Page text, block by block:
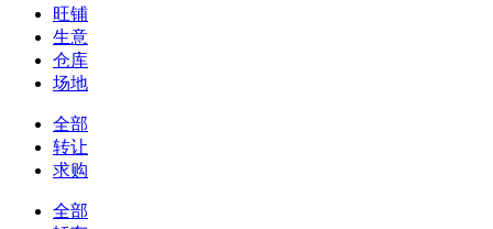
旺铺
生意
仓库
场地
全部
转让
求购
全部